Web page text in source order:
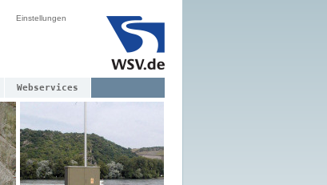
Einstellungen
Webservices